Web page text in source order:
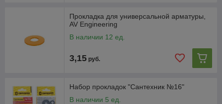
Прокладка для универсальной арматуры,
AV Engineering
В наличии 12 ед.
3,15 руб.
Набор прокладок "Сантехник №16"
В наличии 5 ед.